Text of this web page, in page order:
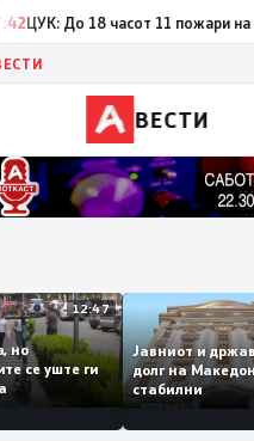
ЦУК: До 18 часот 11 пожари на
ВЕСТИ
12:47
но
се уште ги
Јавниот и
долг на
стабилни